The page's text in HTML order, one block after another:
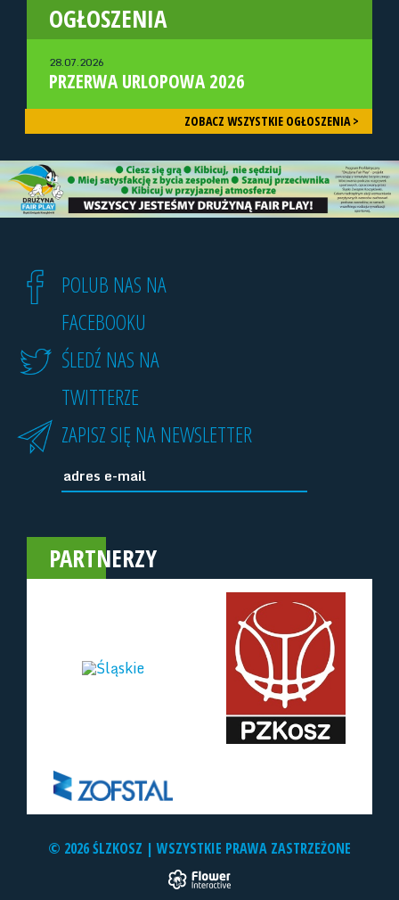
OGŁOSZENIA
28.07.2026
PRZERWA URLOPOWA 2026
ZOBACZ WSZYSTKIE OGŁOSZENIA >
POLUB NAS NA
FACEBOOKU
ŚLEDŹ NAS NA
TWITTERZE
ZAPISZ SIĘ NA NEWSLETTER
PARTNERZY
© 2026 ŚLZKOSZ | WSZYSTKIE PRAWA ZASTRZEŻONE